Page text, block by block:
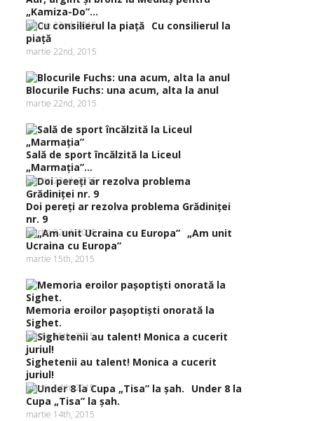
„Kamiza-Do”...
martie 22nd, 2015
Cu consilierul la
piaţă
martie 22nd, 2015
Blocurile Fuchs: una acum, alta la anul
martie 22nd, 2015
Sală de sport încălzită la Liceul
„Marmaţia”...
martie 22nd, 2015
Doi pereţi ar rezolva problema Grădiniţei
nr. 9
martie 22nd, 2015
„Am unit
Ucraina cu Europa”
martie 15th, 2015
Memoria eroilor paşoptişti onorată la
Sighet.
martie 15th, 2015
Sighetenii au talent! Monica a cucerit
juriul!
martie 14th, 2015
Under 8 la
Cupa „Tisa” la şah.
martie 14th, 2015